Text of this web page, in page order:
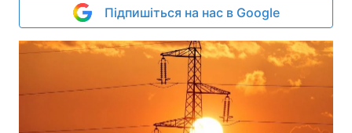
Підпишіться на нас в Google